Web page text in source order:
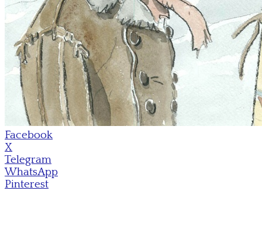
Facebook
X
Telegram
WhatsApp
Pinterest